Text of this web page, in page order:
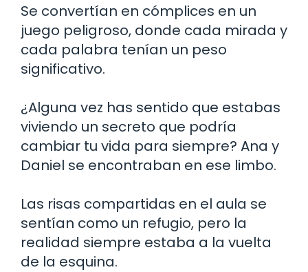
Se convertían en cómplices en un
juego peligroso, donde cada mirada y
cada palabra tenían un peso
significativo.
¿Alguna vez has sentido que estabas
viviendo un secreto que podría
cambiar tu vida para siempre? Ana y
Daniel se encontraban en ese limbo.
Las risas compartidas en el aula se
sentían como un refugio, pero la
realidad siempre estaba a la vuelta
de la esquina.